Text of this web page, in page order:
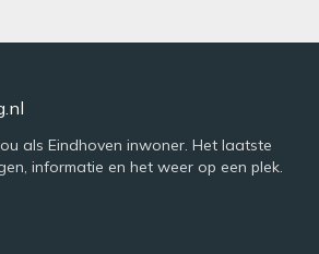
als Eindhoven inwoner. Het laatste
informatie en het weer op een plek.